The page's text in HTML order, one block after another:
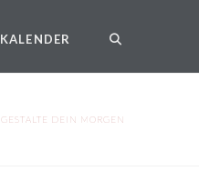
KALENDER
GESTALTE DEIN MORGEN